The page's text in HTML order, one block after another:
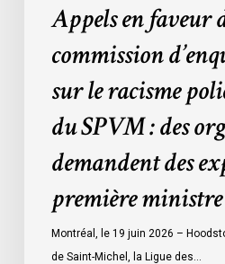
SPVM
organisations
explications
ministre
Appels en faveur
commission
sur le racisme
du SPVM : des
demandent des
première ministre
Montréal, le 19 juin 2026 –
de Saint-Michel, la Ligue des…